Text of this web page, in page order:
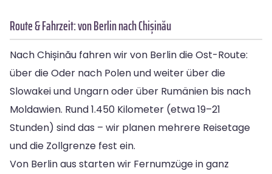
Route & Fahrzeit: von Berlin nach Chișinău
Nach Chișinău fahren wir von Berlin die Ost-Route:
über die Oder nach Polen und weiter über die
Slowakei und Ungarn oder über Rumänien bis nach
Moldawien. Rund 1.450 Kilometer (etwa 19–21
Stunden) sind das – wir planen mehrere Reisetage
und die Zollgrenze fest ein.
Von Berlin aus starten wir Fernumzüge in ganz